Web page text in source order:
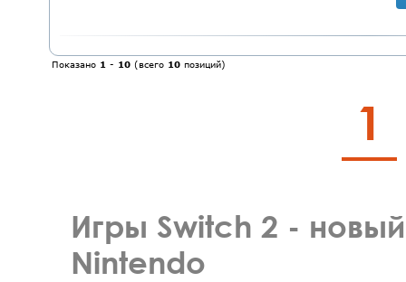
Показано 1 - 10 (всего 10 позиций)
1
Игры Switch 2 -
Nintendo